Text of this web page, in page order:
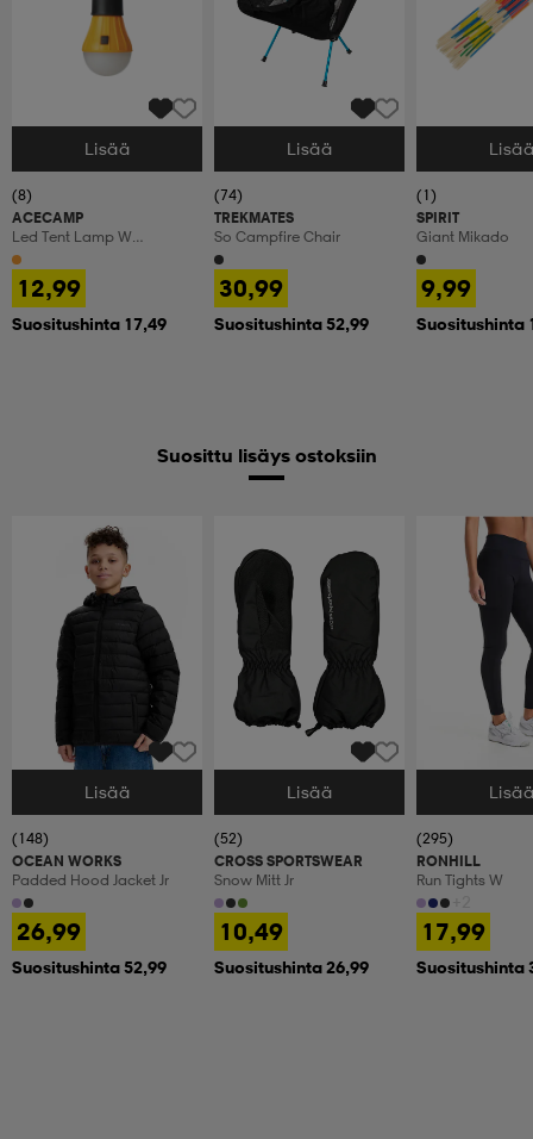
Valitse Koko
Lisää
(8)
ACECAMP
Led Tent Lamp W
Carabiner
12,99
Suositushinta 17,49
Valitse Koko
Lisää
(74)
TREKMATES
So Campfire Chair
30,99
Suositushinta 52,99
Valitse Koko
(1)
SPIRIT
Giant Mikado
9,99
Suositushinta
Suosittu lisäys ostoksiin
Valitse Koko
Lisää
(148)
OCEAN WORKS
Padded Hood Jacket Jr
26,99
Suositushinta 52,99
Valitse Koko
Lisää
(52)
CROSS SPORTSWEAR
Snow Mitt Jr
10,49
Suositushinta 26,99
Valitse Koko
(295)
RONHILL
Run Tights W
17,99
Suositushinta